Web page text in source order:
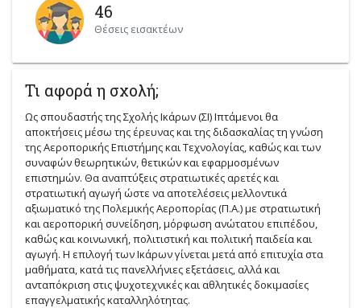
46
Θέσεις εισακτέων
Τι αφορά η σχολή;
Ως σπουδαστής της Σχολής Ικάρων (ΣΙ) Ιπτάμενοι θα
αποκτήσεις μέσω της έρευνας και της διδασκαλίας τη γνώση
της Αεροπορικής Επιστήμης και Τεχνολογίας, καθώς και των
συναφών θεωρητικών, θετικών και εφαρμοσμένων
επιστημών. Θα αναπτύξεις στρατιωτικές αρετές και
στρατιωτική αγωγή ώστε να αποτελέσεις μελλοντικά
αξιωματικό της Πολεμικής Αεροπορίας (Π.Α.) με στρατιωτική
και αεροπορική συνείδηση, μόρφωση ανώτατου επιπέδου,
καθώς και κοινωνική, πολιτιστική και πολιτική παιδεία και
αγωγή. Η επιλογή των Ικάρων γίνεται μετά από επιτυχία στα
μαθήματα, κατά τις πανελλήνιες εξετάσεις, αλλά και
ανταπόκριση στις ψυχοτεχνικές και αθλητικές δοκιμασίες
επαγγελματικής καταλληλότητας.